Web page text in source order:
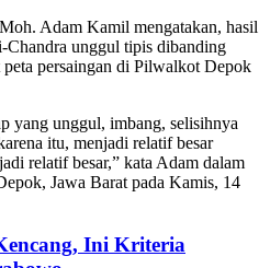
Adam Kamil mengatakan, hasil
Chandra unggul tipis dibanding
persaingan di Pilwalkot Depok
yang unggul, imbang, selisihnya
itu, menjadi relatif besar
relatif besar,” kata Adam dalam
Jawa Barat pada Kamis, 14
Ini Kriteria